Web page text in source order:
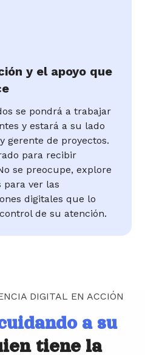
y el apoyo que
se pondrá a trabajar
y estará a su lado
gerente de proyectos.
para recibir
se preocupe, explore
para ver las
digitales que lo
de su atención.
DIGITAL EN ACCIÓN
a su
tiene la